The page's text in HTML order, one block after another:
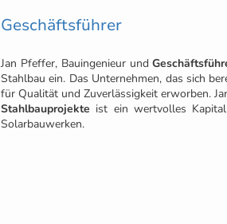
Geschäftsführer
Jan Pfeffer, Bauingenieur und
Stahlbau ein. Das Unternehmen, das sich
für Qualität und Zuverlässigkeit erworben.
Stahlbauprojekte ist ein wertvolles
Solarbauwerken.